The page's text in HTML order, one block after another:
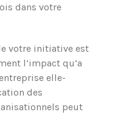
dans votre
votre initiative est
l‘impact qu‘a
elle-
des
peut